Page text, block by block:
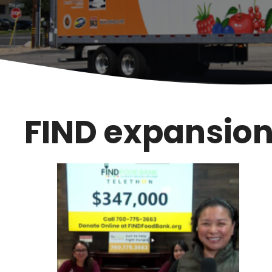
FIND